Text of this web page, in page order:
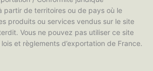
partir de territoires ou de pays où le
produits ou services vendus sur le site
Vous ne pouvez pas utiliser ce site
et règlements d’exportation de France.